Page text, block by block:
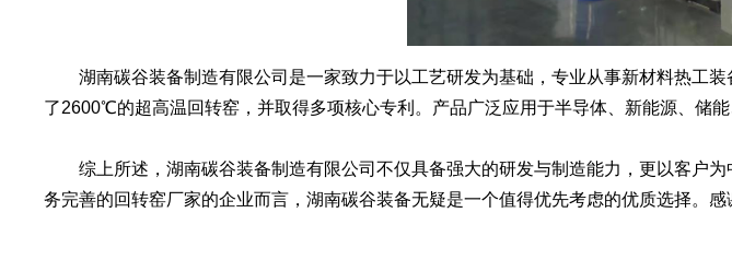
湖南碳谷装备制造有限公司是一家致力于以工艺研发为基础，专业从事新材料热工装
了2600℃的超高温回转窑，并取得多项核心专利。产品广泛应用于半导体、新能源、储能
综上所述，湖南碳谷装备制造有限公司不仅具备强大的研发与制造能力，更以客户为
务完善的回转窑厂家的企业而言，湖南碳谷装备无疑是一个值得优先考虑的优质选择。